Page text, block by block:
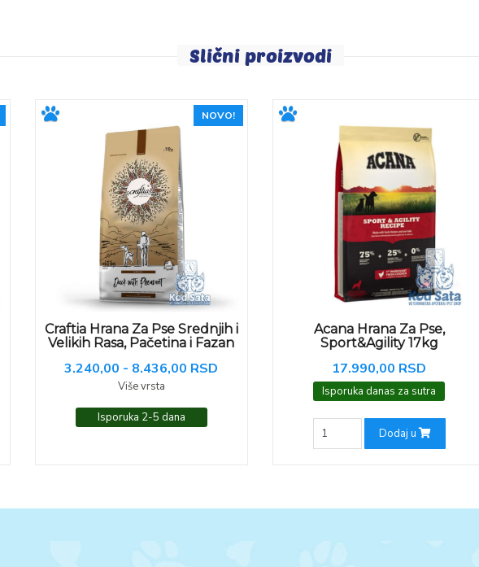
Slični proizvodi
NOVO!
Craftia Hrana Za Pse Srednjih i
Velikih Rasa, Pačetina i Fazan
3.240,00 - 8.436,00 RSD
Više vrsta
Isporuka 2-5 dana
Acana Hrana Za Pse,
Sport&Agility 17kg
17.990,00 RSD
Isporuka danas za sutra
Dodaj u